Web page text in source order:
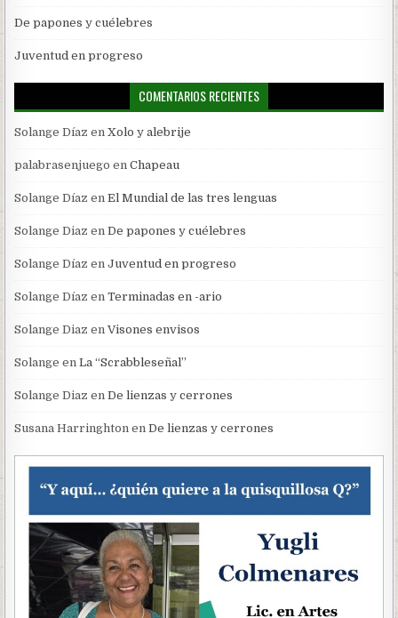
De papones y cuélebres
Juventud en progreso
COMENTARIOS RECIENTES
Solange Díaz enXolo y alebrije
palabrasenjuego enChapeau
Solange Díaz enEl Mundial de las tres lenguas
Solange Diaz enDe papones y cuélebres
Solange Díaz enJuventud en progreso
Solange Díaz enTerminadas en -ario
Solange Diaz enVisones envisos
Solange enLa “Scrabbleseñal”
Solange Diaz enDe lienzas y cerrones
Susana Harringhton enDe lienzas y cerrones